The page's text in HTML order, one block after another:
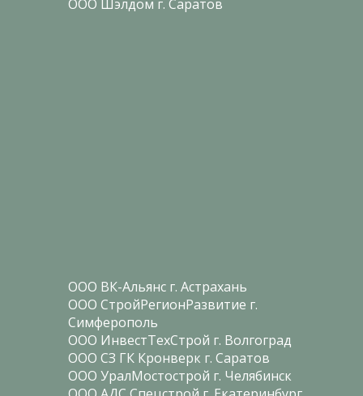
ООО Шэлдом г. Саратов
ООО ВК-Альянс г. Астрахань
ООО СтройРегионРазвитие г.
Симферополь
ООО ИнвестТехСтрой г. Волгоград
ООО СЗ ГК Кронверк г. Саратов
ООО УралМостострой г. Челябинск